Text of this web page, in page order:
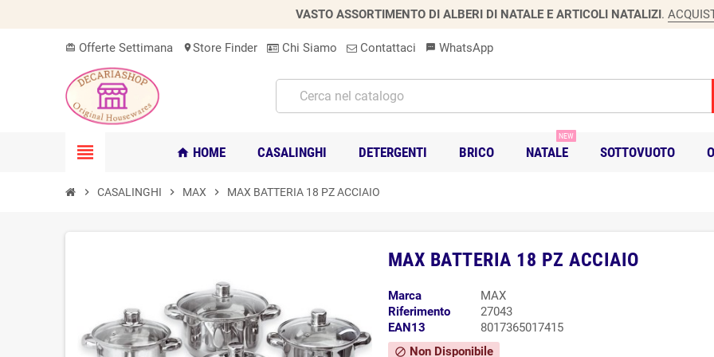
VASTO ASSORTIMENTO DI ALBERI DI NATALE E ARTICOLI NATALIZI.
card_giftcard Offerte Settimana location_onStore Finder Chi Siamo Contattaci sms WhatsApp
view_headline home HOME CASALINGHI DETERGENTI BRICO NATALE
NEW
SOTTOVUOTO
chevron_right CASALINGHI chevron_right MAX chevron_right MAX BATTERIA 18 PZ ACCIAIO
MAX BATTERIA 18 PZ ACCIAIO
Marca
MAX
Riferimento
27043
EAN13
8017365017415
block Non Disponibile